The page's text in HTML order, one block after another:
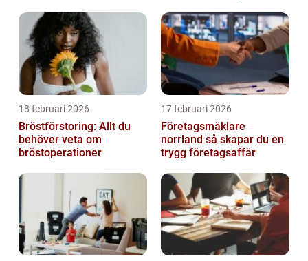
18 februari 2026
Bröstförstoring: Allt du
behöver veta om
bröstoperationer
17 februari 2026
Företagsmäklare
norrland så skapar du en
trygg företagsaffär